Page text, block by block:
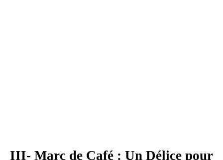
III- Marc de Café : Un Délice pour